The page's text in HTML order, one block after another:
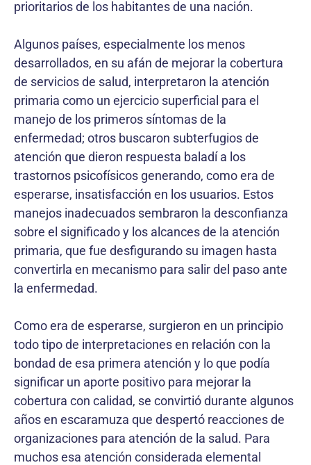
prioritarios de los habitantes de una nación.
Algunos países, especialmente los menos
desarrollados, en su afán de mejorar la cobertura
de servicios de salud, interpretaron la atención
primaria como un ejercicio superficial para el
manejo de los primeros síntomas de la
enfermedad; otros buscaron subterfugios de
atención que dieron respuesta baladí a los
trastornos psicofísicos generando, como era de
esperarse, insatisfacción en los usuarios. Estos
manejos inadecuados sembraron la desconfianza
sobre el significado y los alcances de la atención
primaria, que fue desfigurando su imagen hasta
convertirla en mecanismo para salir del paso ante
la enfermedad.
Como era de esperarse, surgieron en un principio
todo tipo de interpretaciones en relación con la
bondad de esa primera atención y lo que podía
significar un aporte positivo para mejorar la
cobertura con calidad, se convirtió durante algunos
años en escaramuza que despertó reacciones de
organizaciones para atención de la salud. Para
muchos esa atención considerada elemental